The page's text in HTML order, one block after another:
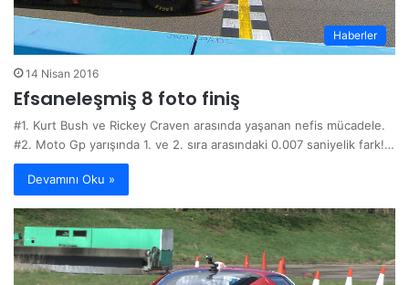
Haberler
14 Nisan 2016
Efsaneleşmiş 8 foto finiş
#1. Kurt Bush ve Rickey Craven arasında yaşanan nefis mücadele.
#2. Moto Gp yarışında 1. ve 2. sıra arasındaki 0.007 saniyelik fark!…
Devamını Oku »